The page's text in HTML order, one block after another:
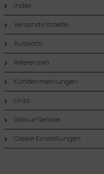
Index
Versandinfoseite
Auswahl
Referenzen
Kundenmeinungen
Links
Gravur-Service
Cookie Einstellungen